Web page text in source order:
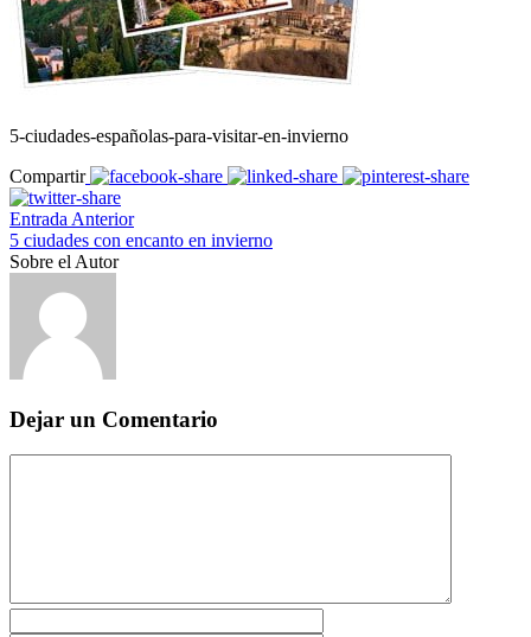
5-ciudades-españolas-para-visitar-en-invierno
Compartir
Entrada Anterior
5 ciudades con encanto en invierno
Sobre el Autor
Dejar un Comentario